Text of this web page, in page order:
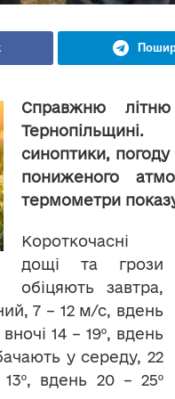
Справжню
синоптики,
пониженого
термометри
Короткочасні
дощі та грози
обіцяють завтра,
7 – 12 м/с, вдень
14 – 19º, вдень
у середу, 22
вдень 20 – 25º